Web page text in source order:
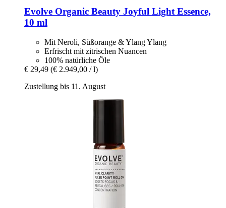
Evolve Organic Beauty Joyful Light Essence,
10 ml
Mit Neroli, Süßorange & Ylang Ylang
Erfrischt mit zitrischen Nuancen
100% natürliche Öle
€ 29,49 (€ 2.949,00 / l)
Zustellung bis 11. August